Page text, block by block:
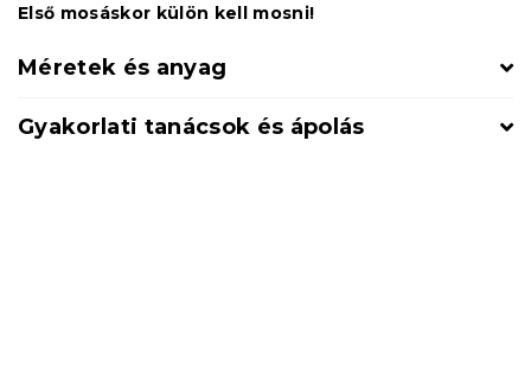
Első mosáskor külön kell mosni!
Méretek és anyag
Gyakorlati tanácsok és ápolás